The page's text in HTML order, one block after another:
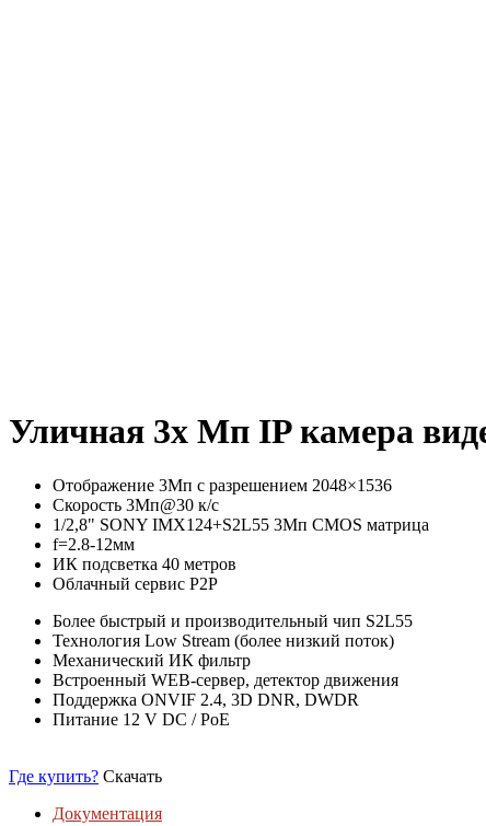
Уличная 3х Мп IP камера
Отображение 3Мп с разрешением 2048×1536
Скорость 3Мп@30 к/с
1/2,8" SONY IMX124+S2L55 3Мп CMOS матрица
f=2.8-12мм
ИК подсветка 40 метров
Облачный сервис P2P
Более быстрый и производительный чип S2L55
Технология Low Stream (более низкий поток)
Механический ИК фильтр
Встроенный WEB-сервер, детектор движения
Поддержка ONVIF 2.4, 3D DNR, DWDR
Питание 12 V DC / PoE
Где купить? Скачать
Документация